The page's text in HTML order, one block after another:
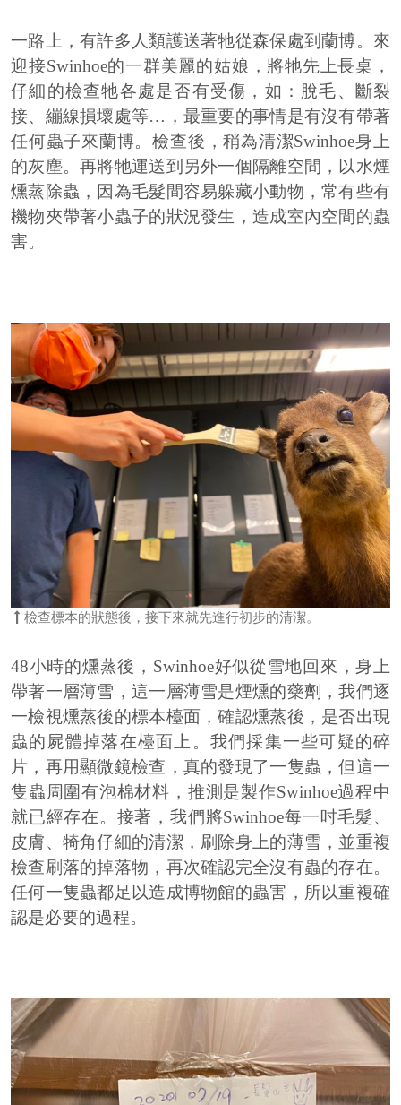
一路上，有許多人類護送著牠從森保處到蘭博。來
迎接Swinhoe的一群美麗的姑娘，將牠先上長桌，
仔細的檢查牠各處是否有受傷，如：脫毛、斷裂
接、繃線損壞處等…，最重要的事情是有沒有帶著
任何蟲子來蘭博。檢查後，稍為清潔Swinhoe身上
的灰塵。再將牠運送到另外一個隔離空間，以水煙
燻蒸除蟲，因為毛髮間容易躲藏小動物，常有些有
機物夾帶著小蟲子的狀況發生，造成室內空間的蟲
害。
檢查標本的狀態後，接下來就先進行初步的清潔。
48小時的燻蒸後， Swinhoe好似從雪地回來，身上
帶著一層薄雪，這一層薄雪是煙燻的藥劑，我們逐
一檢視燻蒸後的標本檯面，確認燻蒸後，是否出現
蟲的屍體掉落在檯面上。我們採集一些可疑的碎
片，再用顯微鏡檢查，真的發現了一隻蟲，但這一
隻蟲周圍有泡棉材料，推測是製作Swinhoe過程中
就已經存在。接著，我們將Swinhoe每一吋毛髮、
皮膚、犄角仔細的清潔，刷除身上的薄雪，並重複
檢查刷落的掉落物，再次確認完全沒有蟲的存在。
任何一隻蟲都足以造成博物館的蟲害，所以重複確
認是必要的過程。